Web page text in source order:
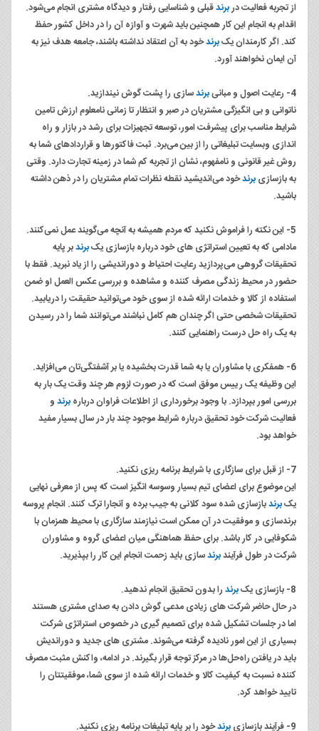
از تجربه فعالیت دربرندقبلی و شناسایی رفتار و دیدگاه مشتری انجام می‌شود.
اقدام به انجام این کار همچنین باید شهرت و آوازه آن را در داخل کشور حفظ
کند. اگر کارمندان یکبرندخود به آن اعتقاد نداشته باشند، جامعه هدف نیز به
آن ایمان نخواهند آورد.
4- رعایت اصول و مبانی برندسازی را پشت گوش نیندازید.
ناتوانی و بی انگیزگی مشتریان در صبر و انتظار تا زمانی نا‌معلوم ارزش تامین
شرایط مناسب برای پیشرفت امور، توسعه تجهیزات برای رشد در بازار و راه
اندازی وبسایت تبلیغاتی را از بین می‌برد. ثبت فاکتورها و قراردادهای شما به
روش غیر قانونی و نا‌مفهوم، نشان از تجربه کم شما در زمینه تجارت دارد. وقتی
به بازسازیبرندخود می‌اندیشید نقطه نظرات تمام مشتریان را در ذهن داشته
باشید.
5- این نکته را فراموش نکنید که مردم همیشه به آنچه می‌گویند عمل نمی‌کنند.
مادامی که به تعیین استراتژی های خود درباره بازسازی یکبرندبر پایه
تحقیقات گروهی می‌پردازید رعایت احتیاط و دور‌اندیشی را از یاد نبرید. فقط با
حضور در محیط زندگی مصرف کننده و مشاهده و بررسی عکس العمل او ضمن
استفاده از کالا و خدمات ارائه شده از سوی خود می‌توانید حقیقت را دریابید.
تحقیقات شخصی حتی اگر چندان هم کامل نباشند می‌توانند شما را در رسیدن
به یک راه حل درست راهنمایی کنند.
6- همفکری با مشاوران یا به شما قدرت بخشیده یا بر آشفتگی‌‌تان می‌افزاید.
این وظیفه یک رییس موفق است که در صورت لزوم هر چند وقت یک بار به
بررسی امور بپردازد. با وجود برخورداری از اطلاعات فراوان دربارهبرندو
فعالیت شرکت خود تحقیق درباره شرایط موجود چند بار در سال بسیار مفید
خواهد بود.
7- از قبل برای سازگاری با شرایط برنامه ریزی نکنید.
این موضوع برای اعضای تیم بسیار وسوسه انگیز است که پس از معرفی نهایی
یکبرندبازسازی شده سود کلانی به جیب برده و آنجارا ترک کنند. انجام پروسه
برندسازی و موفقیت در آن ممکن است نیازمند سازگاری با محیط همزمان با
شکوفایی در کار باشد. برای حفظ هماهنگی میان اعضای گروه و مشاوران
شرکت در طول فرآیندبرندسازی باید زحمت انجام این کار را بپذیرید.
8- بازسازی یک برندرا بدون تحقیق انجام ندهید.
در حال حاضر شرکت های زیادی مدعی گوش دادن به صدای مشتری هستند
اما در جلسات تشکیل شده برای تصمیم گیری در خصوص استراتژی شرکت
بسیاری از این امور نادیده گرفته می‌شوند. مشتری های جدید و دور‌اندیش
باید در یافتن راه‌حل‌ها در مرکز توجه قرار بگیرند. در ادامه، واکنش مثبت مصرف
کننده نسبت به کیفیت کالا و خدمات ارائه شده از سوی شما، موفقیتتان را
تایید خواهد کرد.
9- فرآیند بازسازی برندخود را بر پایه تبلیغات برنامه ریزی نکنید.